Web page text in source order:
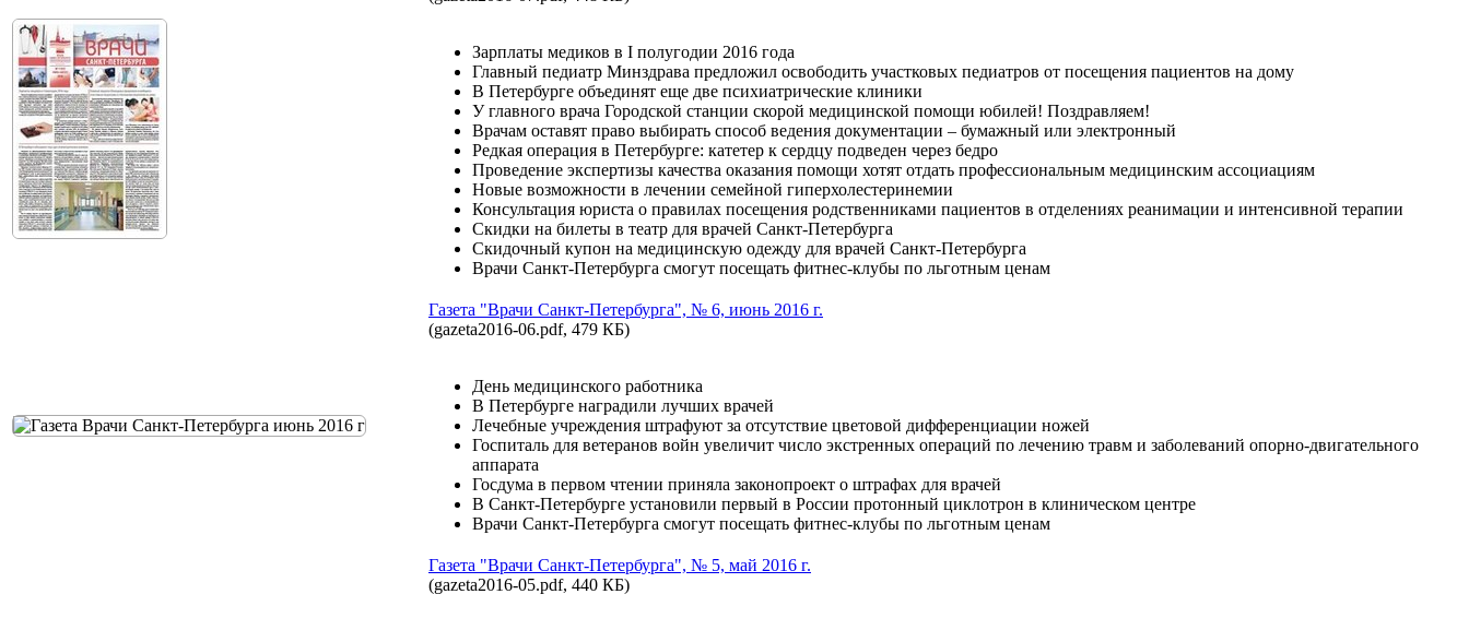
Зарплаты медиков в I полугодии 2016 года
Главный педиатр Минздрава предложил освободить участковых педиатров от посещения пациентов на дому
В Петербурге объединят еще две психиатрические клиники
У главного врача Городской станции скорой медицинской помощи юбилей! Поздравляем!
Врачам оставят право выбирать способ ведения документации – бумажный или электронный
Редкая операция в Петербурге: катетер к сердцу подведен через бедро
Проведение экспертизы качества оказания помощи хотят отдать профессиональным медицинским ассоциациям
Новые возможности в лечении семейной гиперхолестеринемии
Консультация юриста о правилах посещения родственниками пациентов в отделениях реанимации и интенсивной терапии
Скидки на билеты в театр для врачей Санкт-Петербурга
Скидочный купон на медицинскую одежду для врачей Санкт-Петербурга
Врачи Санкт-Петербурга смогут посещать фитнес-клубы по льготным ценам
Газета "Врачи Санкт-Петербурга", № 6, июнь 2016 г.
(gazeta2016-06.pdf, 479 КБ)
День медицинского работника
В Петербурге наградили лучших врачей
Лечебные учреждения штрафуют за отсутствие цветовой дифференциации ножей
Госпиталь для ветеранов войн увеличит число экстренных операций по лечению травм и заболеваний опорно-двигательного
аппарата
Госдума в первом чтении приняла законопроект о штрафах для врачей
В Санкт-Петербурге установили первый в России протонный циклотрон в клиническом центре
Врачи Санкт-Петербурга смогут посещать фитнес-клубы по льготным ценам
Газета "Врачи Санкт-Петербурга", № 5, май 2016 г.
(gazeta2016-05.pdf, 440 КБ)